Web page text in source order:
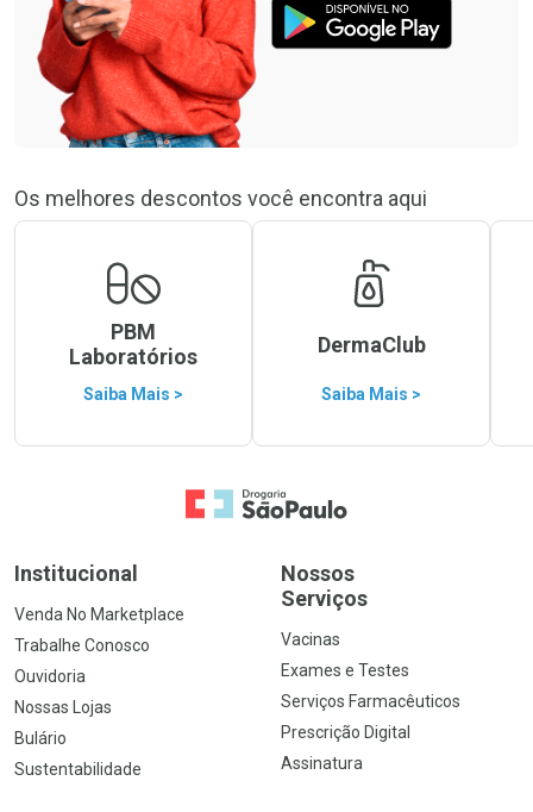
Os melhores descontos você encontra aqui
PBM
Laboratórios
Saiba Mais >
DermaClub
Saiba Mais >
Ir para a Home
Institucional
Venda No Marketplace
Trabalhe Conosco
Ouvidoria
Nossas Lojas
Bulário
Sustentabilidade
Nossos
Serviços
Vacinas
Exames e Testes
Serviços Farmacêuticos
Prescrição Digital
Assinatura